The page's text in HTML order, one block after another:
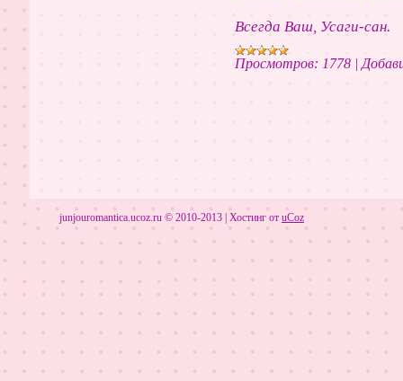
Всегда Ваш, Усаги-сан.
Просмотров: 1778 |
junjouromantica.ucoz.ru © 2010-2013 Хостинг от uCoz